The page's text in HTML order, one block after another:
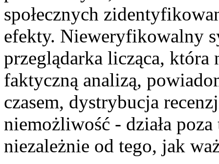
społecznych
efekty. Nieweryfikowalny
przeglądarka licząca, która
faktyczną analizą,
czasem, dystrybucja
niemożliwość - działa
niezależnie od tego, jak